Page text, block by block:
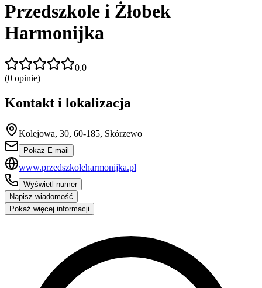
Przedszkole i Żłobek
Harmonijka
0.0
(0 opinie)
Kontakt i lokalizacja
Kolejowa, 30, 60-185, Skórzewo
Pokaż E-mail
www.przedszkoleharmonijka.pl
Wyświetl numer
Napisz wiadomość
Pokaż więcej informacji